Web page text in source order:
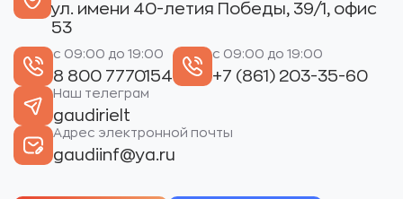
ул. имени 40-летия Победы, 39/1, офис
53
с 09:00 до 19:00
8 800 7770154
с 09:00 до 19:00
+7 (861) 203-35-60
Наш телеграм
gaudirielt
Адрес электронной почты
gaudiinf@ya.ru